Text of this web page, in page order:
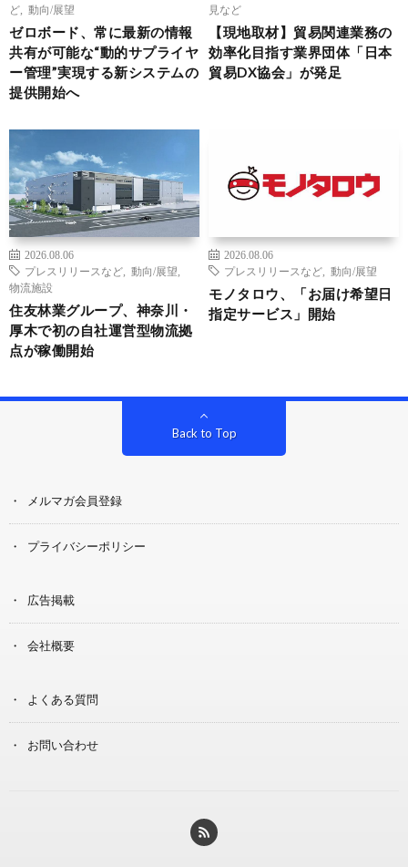
ど
動向/展望
ゼロボード、常に最新の情報
共有が可能な“動的サプライヤ
ー管理”実現する新システムの
提供開始へ
見など
【現地取材】貿易関連業務の
効率化目指す業界団体「日本
貿易DX協会」が発足
2026.08.06
プレスリリースなど
動向/展望
物流施設
住友林業グループ、神奈川・
厚木で初の自社運営型物流拠
点が稼働開始
2026.08.06
プレスリリースなど
動向/展望
モノタロウ、「お届け希望日
指定サービス」開始
Back to Top
メルマガ会員登録
プライバシーポリシー
広告掲載
会社概要
よくある質問
お問い合わせ